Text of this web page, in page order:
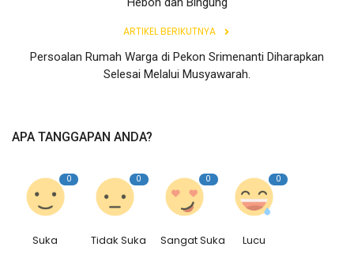
ARTIKEL BERIKUTNYA
Persoalan Rumah Warga di Pekon Srimenanti Diharapkan
Selesai Melalui Musyawarah.
APA TANGGAPAN ANDA?
0
Suka
0
Tidak Suka
0
Sangat Suka
0
Lucu